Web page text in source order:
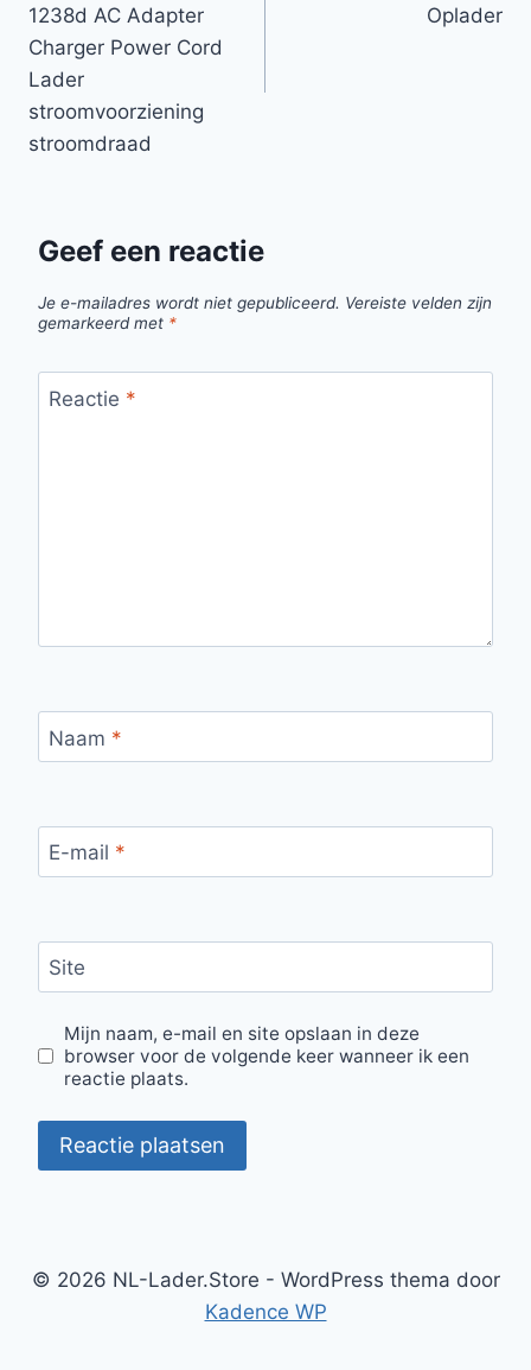
1238d AC Adapter
Charger Power Cord
Lader
stroomvoorziening
stroomdraad
Oplader
Geef een reactie
Je e-mailadres wordt niet gepubliceerd. Vereiste velden zijn
gemarkeerd met *
Reactie *
Naam *
E-mail *
Site
Mijn naam, e-mail en site opslaan in deze
browser voor de volgende keer wanneer ik een
reactie plaats.
© 2026 NL-Lader.Store - WordPress thema door
Kadence WP